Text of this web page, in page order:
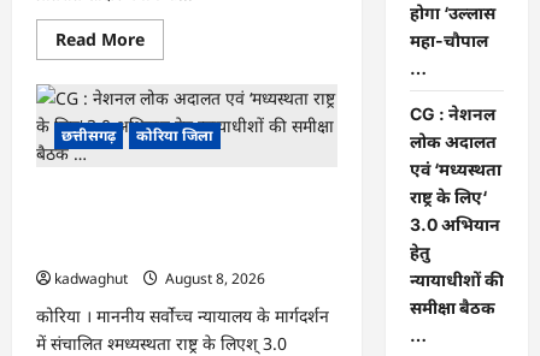
Read MoreRead
more
CG
:
15
अगस्त
को
चौपाल
…
छत्तीसगढ़ कोरिया जिला
kadwaghut
August 8, 2026
कोरिया । माननीय सर्वाेच्च न्यायालय के मार्गदर्शन
में संचालित श्मध्यस्थता राष्ट्र के लिएश् 3.0
होगा ‘उल्लास
महा-चौपाल
…
CG : नेशनल
लोक अदालत
एवं ‘मध्यस्थता
राष्ट्र के लिए‘
3.0 अभियान
हेतु
न्यायाधीशों की
समीक्षा बैठक
…